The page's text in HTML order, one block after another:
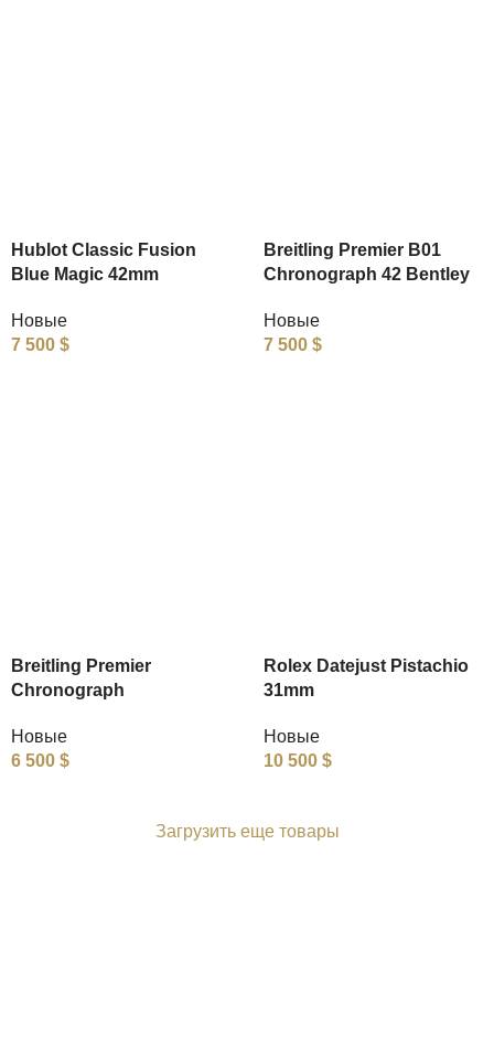
Hublot Classic Fusion
Blue Magic 42mm
Новые
7 500 $
Breitling Premier B01
Chronograph 42 Bentley
Новые
7 500 $
Breitling Premier
Chronograph
Новые
6 500 $
Rolex Datejust Pistachio
31mm
Новые
10 500 $
Загрузить еще товары